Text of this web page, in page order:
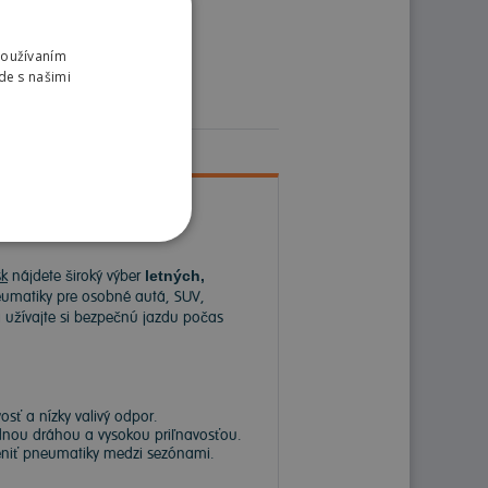
nájdete široký výber letných,
pre osobné autá, SUV,
si bezpečnú jazdu počas
a nízky valivý odpor.
dráhou a vysokou priľnavosťou.
pneumatiky medzi sezónami.
s našimi